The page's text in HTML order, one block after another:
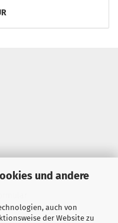
und andere
auch von
der Website zu
Versandkosten